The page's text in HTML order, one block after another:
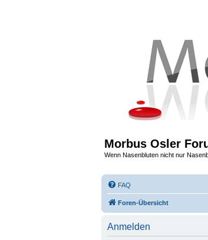
Morbus Osler
Wenn Nasenbluten nicht nur
FAQ
Foren-Übersicht
Anmelden